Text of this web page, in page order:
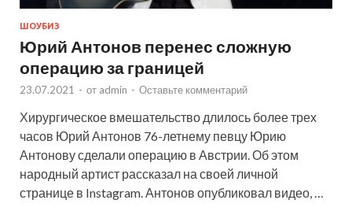
ШОУБИЗ
Юрий Антонов перенес сложную
операцию за границей
23.07.2021 - от admin - Оставьте комментарий
Хирургическое вмешательство длилось более трех
часов Юрий Антонов 76-летнему певцу Юрию
Антонову сделали операцию в Австрии. Об этом
народный артист рассказал на своей личной
странице в Instagram. Антонов опубликовал видео, …